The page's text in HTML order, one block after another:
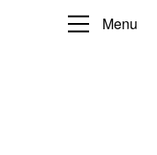
Menu